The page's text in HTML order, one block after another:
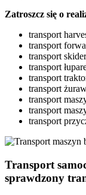
Zatroszcz się o
transport
transport
transport
transport
transport
transport
transport
transport
transport
Transport
sprawdzony